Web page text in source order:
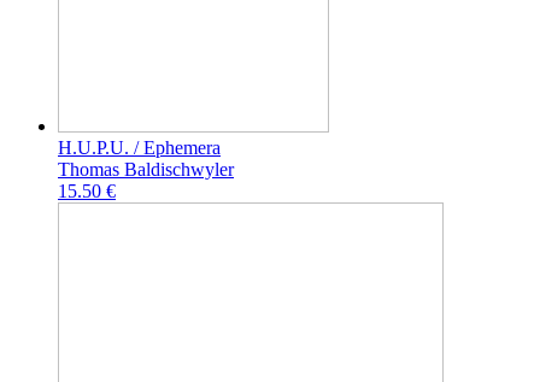
H.U.P.U. / Ephemera
Thomas Baldischwyler
15.50 €